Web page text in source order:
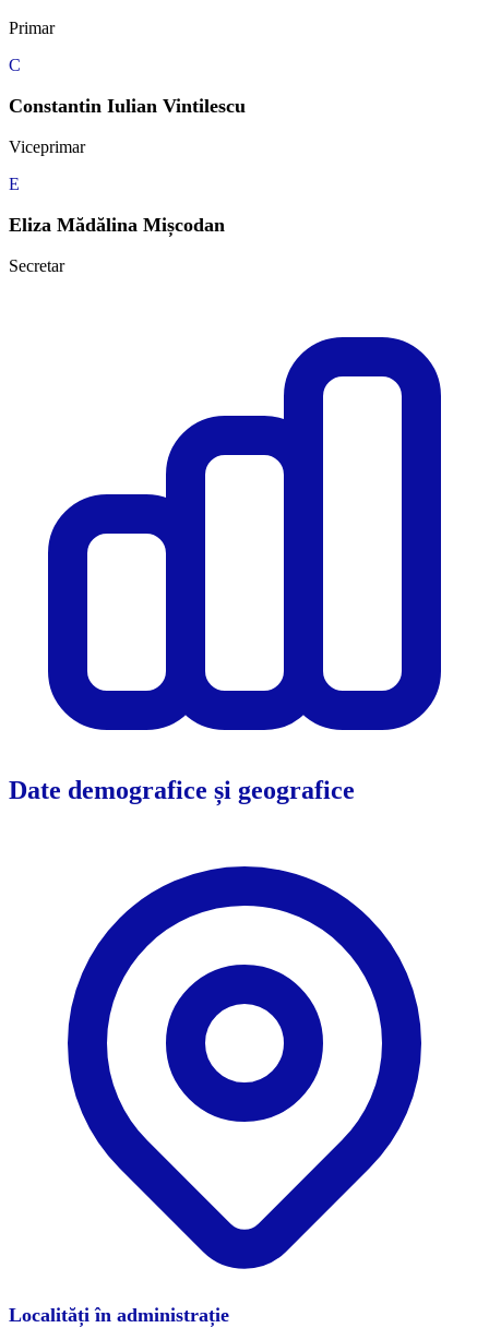
Primar
C
Constantin Iulian Vintilescu
Viceprimar
E
Eliza Mădălina Mișcodan
Secretar
Date demografice și geografice
Localități în administrație